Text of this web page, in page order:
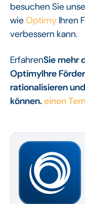
besuchen Sie
wieOptimy Ihren
verbessern kann.
‍ErfahrenSie mehr
OptimyIhre
rationalisieren
können.einen